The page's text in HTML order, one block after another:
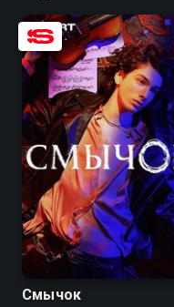
7.7 8.2
Смычок